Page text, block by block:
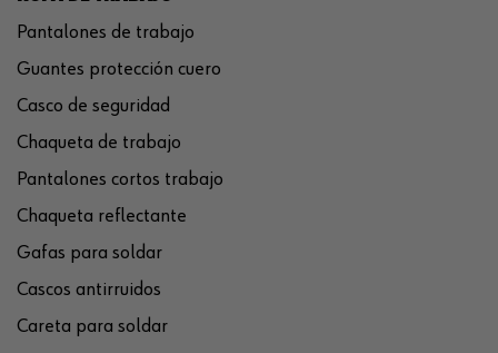
Pantalones de trabajo
Guantes protección cuero
Casco de seguridad
Chaqueta de trabajo
Pantalones cortos trabajo
Chaqueta reflectante
Gafas para soldar
Cascos antirruidos
Careta para soldar